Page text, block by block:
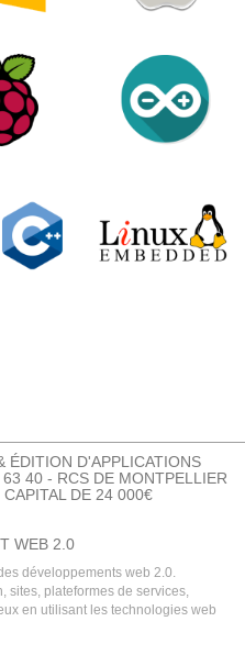
ÉDITION D'APPLICATIONS
40 - RCS DE MONTPELLIER
DE 24 000€
WEB 2.0
développements web 2.0.
sites, plateformes de services,
en utilisant les technologies web